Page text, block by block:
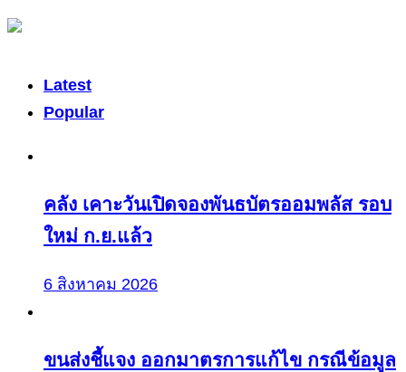
Latest
Popular
คลัง เคาะวันเปิดจองพันธบัตรออมพลัส รอบ
ใหม่ ก.ย.แล้ว
6 สิงหาคม 2026
ขนส่งชี้แจง ออกมาตรการแก้ไข กรณีข้อมูล